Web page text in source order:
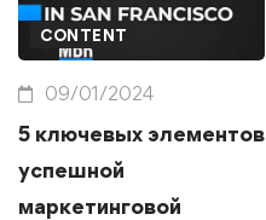
CONTENT
09/01/2024
5 ключевых элементов
успешной
маркетинговой